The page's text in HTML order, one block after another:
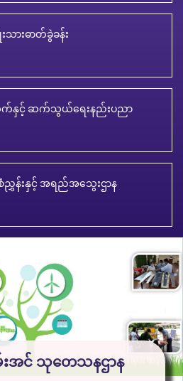
သားဓာတ်ခွဲခန်း
နှင့် ဆက်သွယ်ရေးနည်းပညာ
စံညွှန်းနှင့် အရည်အသွေးဌာန
မ်းအင် သုတေသနဌာန